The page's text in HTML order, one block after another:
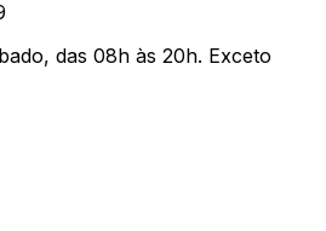
das 08h às 20h. Exceto